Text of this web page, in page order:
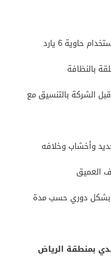
حاوية 6 يارد
بالنظافة
الشركة بالتنسيق مع
وأخشاب وخلافه
العميق
بشكل دوري حسب مدة
بمنطقة الرياض